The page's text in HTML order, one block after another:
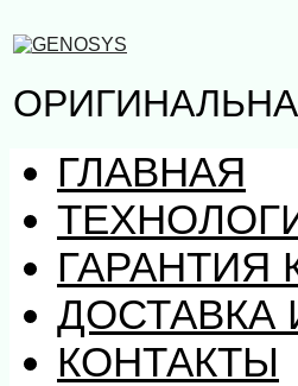
ГЛАВНАЯ
ГАРАНТИЯ
ДОСТАВКА
КОНТАКТЫ